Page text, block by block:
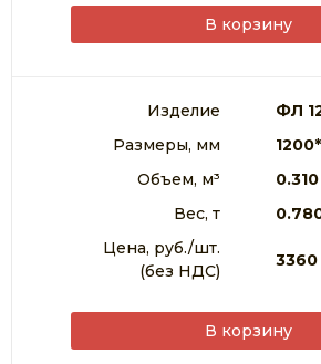
В корзину
Изделие
ФЛ
Размеры, мм
Объем, м³
0.310
Вес, т
Цена, руб./шт.
(без НДС)
3360
В корзину